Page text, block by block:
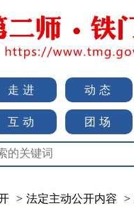
走进 动态
互动 团场
> 法定主动公开内容 >